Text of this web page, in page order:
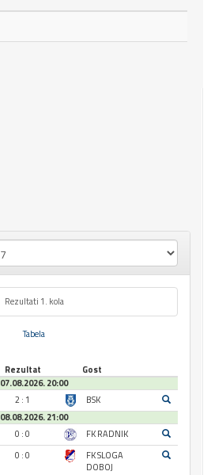
Rezultati 1. kola
Tabela
Rezultat
Gost
07.08.2026. 20:00
2 : 1
BSK
08.08.2026. 21:00
0 : 0
FK RADNIK
0 : 0
FK SLOGA
DOBOJ